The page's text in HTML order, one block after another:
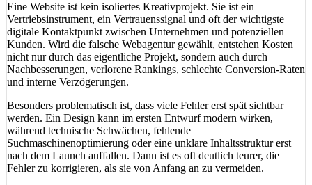
Eine Website ist kein isoliertes Kreativprojekt. Sie ist ein
Vertriebsinstrument, ein Vertrauenssignal und oft der wichtigste
digitale Kontaktpunkt zwischen Unternehmen und potenziellen
Kunden. Wird die falsche Webagentur gewählt, entstehen Kosten
nicht nur durch das eigentliche Projekt, sondern auch durch
Nachbesserungen, verlorene Rankings, schlechte Conversion-Raten
und interne Verzögerungen.
Besonders problematisch ist, dass viele Fehler erst spät sichtbar
werden. Ein Design kann im ersten Entwurf modern wirken,
während technische Schwächen, fehlende
Suchmaschinenoptimierung oder eine unklare Inhaltsstruktur erst
nach dem Launch auffallen. Dann ist es oft deutlich teurer, die
Fehler zu korrigieren, als sie von Anfang an zu vermeiden.